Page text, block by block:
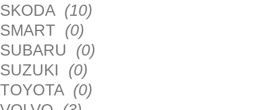
SKODA (10)
SMART (0)
SUBARU (0)
SUZUKI (0)
TOYOTA (0)